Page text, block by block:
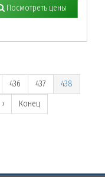
Посмотреть цены
436 437
438
› Конец